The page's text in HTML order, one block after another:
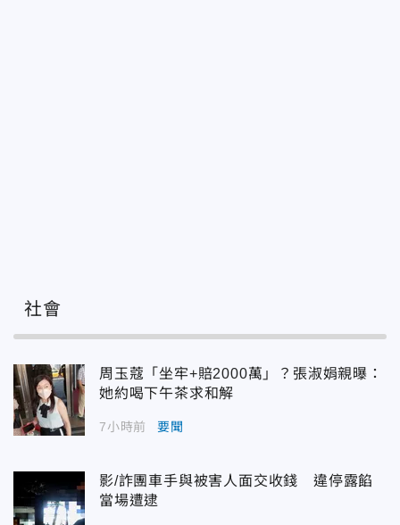
社會
周玉蔻「坐牢+賠2000萬」？張淑娟親曝：
她約喝下午茶求和解
7小時前 要聞
影/詐團車手與被害人面交收錢 違停露餡
當場遭逮